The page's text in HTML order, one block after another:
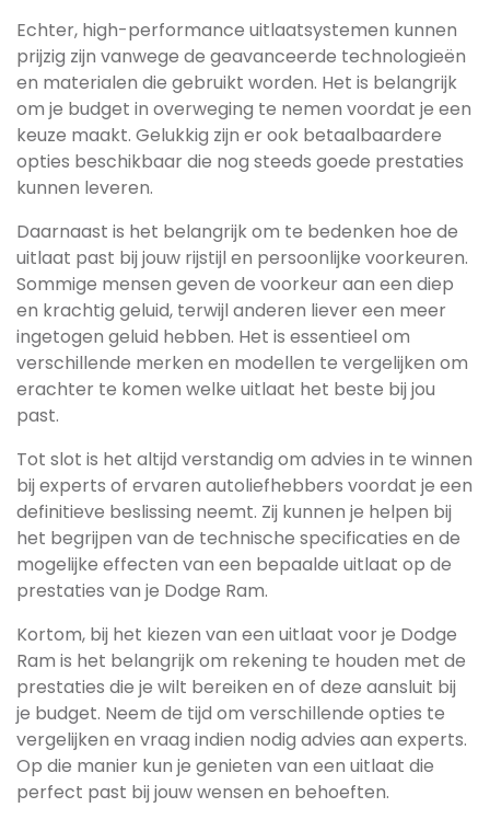
Echter, high-performance uitlaatsystemen kunnen
prijzig zijn vanwege de geavanceerde technologieën
en materialen die gebruikt worden. Het is belangrijk
om je budget in overweging te nemen voordat je een
keuze maakt. Gelukkig zijn er ook betaalbaardere
opties beschikbaar die nog steeds goede prestaties
kunnen leveren.
Daarnaast is het belangrijk om te bedenken hoe de
uitlaat past bij jouw rijstijl en persoonlijke voorkeuren.
Sommige mensen geven de voorkeur aan een diep
en krachtig geluid, terwijl anderen liever een meer
ingetogen geluid hebben. Het is essentieel om
verschillende merken en modellen te vergelijken om
erachter te komen welke uitlaat het beste bij jou
past.
Tot slot is het altijd verstandig om advies in te winnen
bij experts of ervaren autoliefhebbers voordat je een
definitieve beslissing neemt. Zij kunnen je helpen bij
het begrijpen van de technische specificaties en de
mogelijke effecten van een bepaalde uitlaat op de
prestaties van je Dodge Ram.
Kortom, bij het kiezen van een uitlaat voor je Dodge
Ram is het belangrijk om rekening te houden met de
prestaties die je wilt bereiken en of deze aansluit bij
je budget. Neem de tijd om verschillende opties te
vergelijken en vraag indien nodig advies aan experts.
Op die manier kun je genieten van een uitlaat die
perfect past bij jouw wensen en behoeften.